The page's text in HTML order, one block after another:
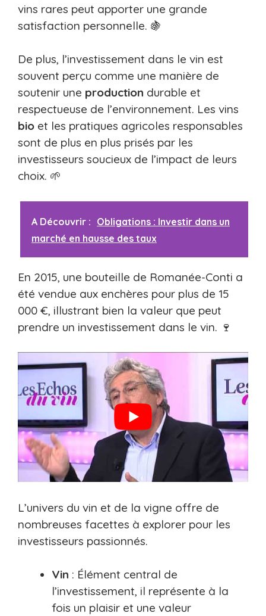
vins rares peut apporter une grande
satisfaction personnelle. 🍇
De plus, l’investissement dans le vin est
souvent perçu comme une manière de
soutenir une production durable et
respectueuse de l’environnement. Les vins
bio et les pratiques agricoles responsables
sont de plus en plus prisés par les
investisseurs soucieux de l’impact de leurs
choix. 🌱
A Découvrir : Obligations : Investir dans un
marché en hausse des taux
En 2015, une bouteille de Romanée-Conti a
été vendue aux enchères pour plus de 15
000 €, illustrant bien la valeur que peut
prendre un investissement dans le vin. 🍷
L’univers du vin et de la vigne offre de
nombreuses facettes à explorer pour les
investisseurs passionnés.
Vin : Élément central de
l’investissement, il représente à la
fois un plaisir et une valeur